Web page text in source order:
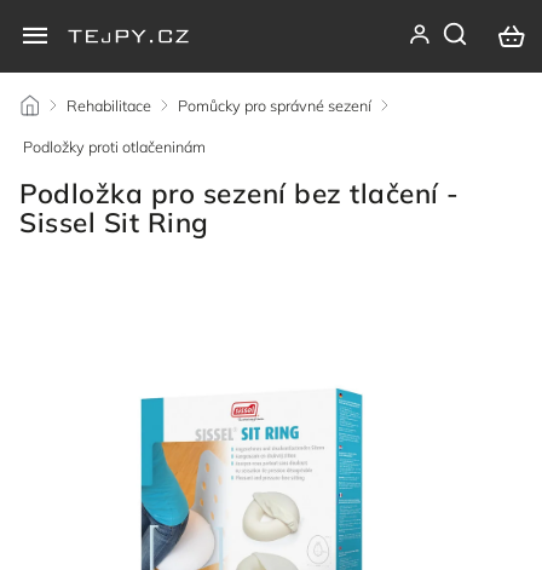
/ Rehabilitace / Pomůcky pro správné sezení /
Podložky proti otlačeninám
Podložka pro sezení bez tlačení -
Sissel Sit Ring